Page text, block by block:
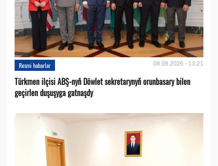
Resmi habarlar 08.08.2026 - 13:21
Türkmen ilçisi ABŞ-nyň Döwlet sekretarynyň orunbasary bilen
geçirlen duşuşyga gatnaşdy